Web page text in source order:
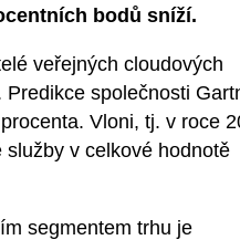
bodů sníží.
veřejných cloudových
společnosti
Vloni, tj. v roce
v celkové hodnotě
segmentem trhu je